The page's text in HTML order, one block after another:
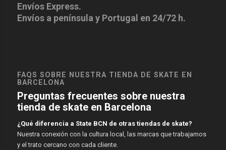
Envíos Express.
Envíos a península y Portugal en 24/72 h.
FAQS SOBRE NUESTRA TIENDA DE SKATE EN
BARCELONA
Preguntas frecuentes sobre nuestra
tienda de skate en Barcelona
¿Qué diferencia a State BCN de otras tiendas de skate?
Nuestra conexión con la cultura local, las marcas que trabajamos
y el trato cercano con cada cliente.